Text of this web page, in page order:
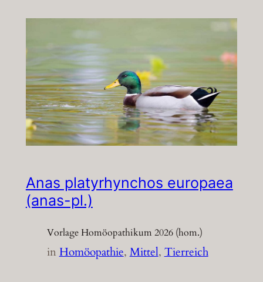
Anas platyrhynchos europaea
(anas-pl.)
Vorlage Homöopathikum 2026 (hom.)
inHomöopathie, Mittel, Tierreich